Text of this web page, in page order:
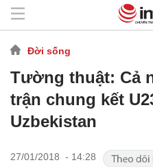
Đời sống
Tường thuật: Cả
trận chung kết
Uzbekistan
27/01/2018 - 14:28